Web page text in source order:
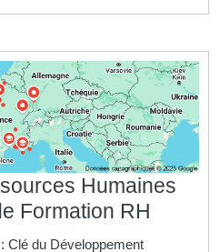
Humaines
Formation RH
Clé du Développement